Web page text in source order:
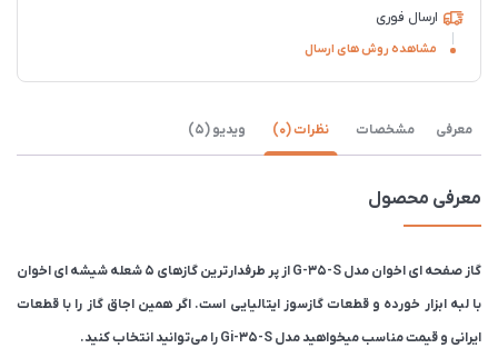
ارسال فوری
مشاهده روش های ارسال
معرفی مشخصات نظرات (0) ویدیو (5)
معرفی محصول
گاز صفحه ای اخوان مدل G-35-S از پر طرفدارترین گازهای 5 شعله شیشه ای اخوان
با لبه ابزار خورده و قطعات گازسوز ایتالیایی است. اگر همین اجاق گاز را با قطعات
ایرانی و قیمت مناسب میخواهید مدل Gi-35-S را می‌توانید انتخاب کنید.